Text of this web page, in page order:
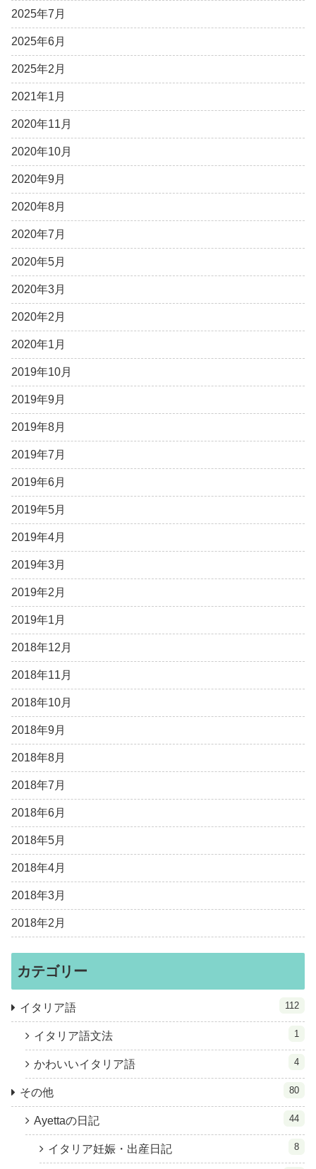
2025年7月
2025年6月
2025年2月
2021年1月
2020年11月
2020年10月
2020年9月
2020年8月
2020年7月
2020年5月
2020年3月
2020年2月
2020年1月
2019年10月
2019年9月
2019年8月
2019年7月
2019年6月
2019年5月
2019年4月
2019年3月
2019年2月
2019年1月
2018年12月
2018年11月
2018年10月
2018年9月
2018年8月
2018年7月
2018年6月
2018年5月
2018年4月
2018年3月
2018年2月
カテゴリー
イタリア語 112
イタリア語文法 1
かわいいイタリア語 4
その他 80
Ayettaの日記 44
イタリア妊娠・出産日記 8